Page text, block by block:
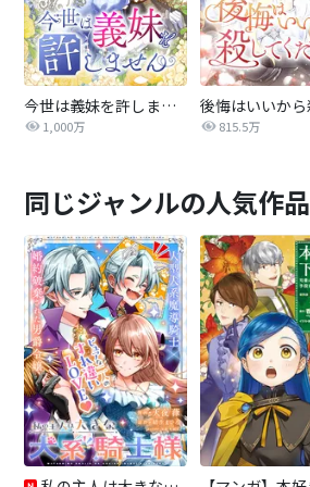
今世は義妹を許しません
1,000万 815.5万
同じジャンルの人気作品